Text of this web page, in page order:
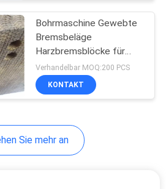
Bohrmaschine Gewebte
Bremsbeläge
Harzbremsblöcke für
Ölbohranlage
Verhandelbar MOQ:200 PCS
KONTAKT
Sie mehr an